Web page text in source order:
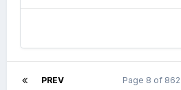
PREV Page 8 of 862